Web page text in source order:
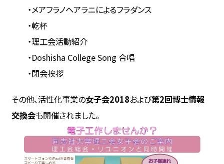
・メアフラノヘアラニによるフラダンス
・乾杯
・理工会活動紹介
・Doshisha College Song 合唱
・閉会挨拶
その他、活性化事業の女子会2018および第2回博士情報
交換会も開催されました。